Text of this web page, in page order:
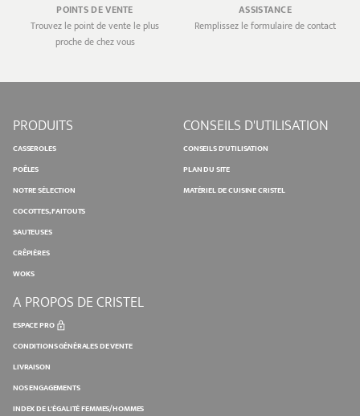
POINTS DE VENTE
Trouvez le point de vente le plus
proche de chez vous
ASSISTANCE
Remplissez le formulaire de contact
PRODUITS
CASSEROLES
POÊLES
NOTRE SÉLECTION
COCOTTES, FAITOUTS
SAUTEUSES
CRÊPIÈRES
WOKS
CONSEILS D'UTILISATION
CONSEILS D'UTILISATION
PLAN DU SITE
MATÉRIEL DE CUISINE CRISTEL
A PROPOS DE CRISTEL
ESPACE PRO
CONDITIONS GÉNÉRALES DE VENTE
LIVRAISON
NOS ENGAGEMENTS
INDEX DE L'ÉGALITÉ FEMMES/HOMMES